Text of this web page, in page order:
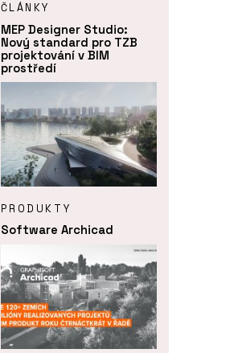
ČLÁNKY
MEP Designer Studio:
Nový standard pro TZB
projektování v BIM
prostředí
PRODUKTY
Software Archicad